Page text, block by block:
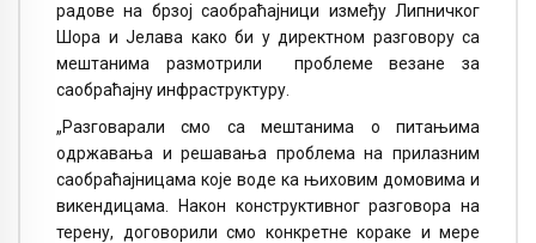
радове на брзој саобраћајници између Липничког
Шора и Јелава како би у директном разговору са
мештанима размотрили проблеме везане за
саобраћајну инфраструктуру.
„Разговарали смо са мештанима о питањима
одржавања и решавања проблема на прилазним
саобраћајницама које воде ка њиховим домовима и
викендицама. Након конструктивног разговора на
терену, договорили смо конкретне кораке и мере